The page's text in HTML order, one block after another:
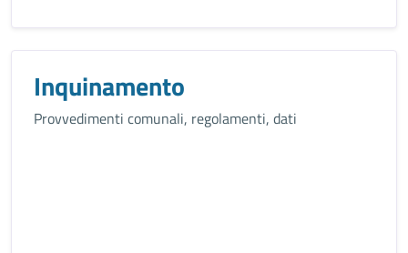
Inquinamento
Provvedimenti comunali, regolamenti, dati